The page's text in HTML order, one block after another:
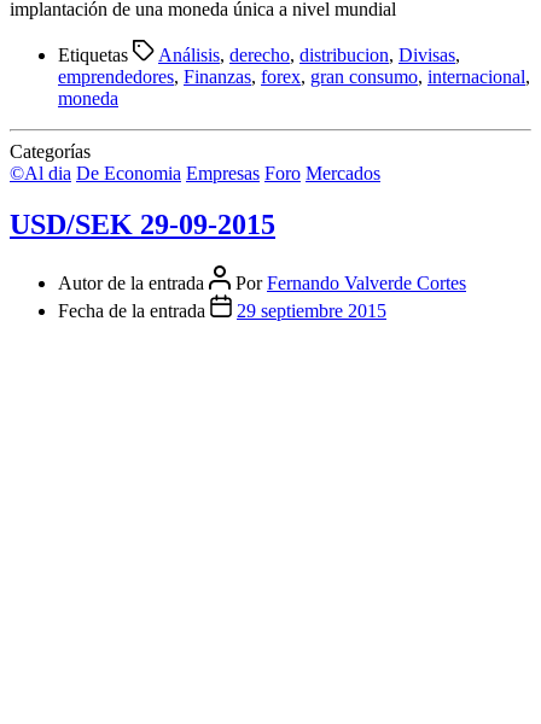
implantación de una moneda única a nivel mundial
Etiquetas Análisis, derecho, distribucion, Divisas,
emprendedores, Finanzas, forex, gran consumo, internacional,
moneda
Categorías
©Al dia De Economia Empresas Foro Mercados
USD/SEK 29-09-2015
Autor de la entrada PorFernando Valverde Cortes
Fecha de la entrada
29 septiembre 2015